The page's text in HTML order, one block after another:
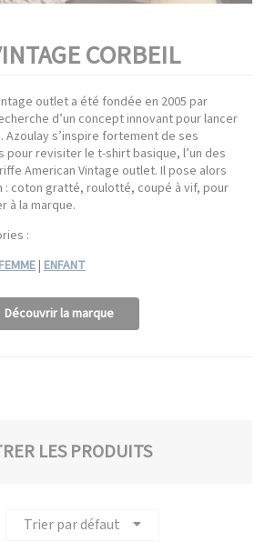
CORBEIL
outlet a été fondée en 2005 par
d’un concept innovant pour lancer
Azoulay s’inspire fortement de ses
pour revisiter le t-shirt basique, l’un des
American Vintage outlet. Il pose alors
: coton gratté, roulotté, coupé à vif, pour
à la marque.
:
FEMME| ENFANT
Découvrir la marque
LES PRODUITS
Trier par défaut